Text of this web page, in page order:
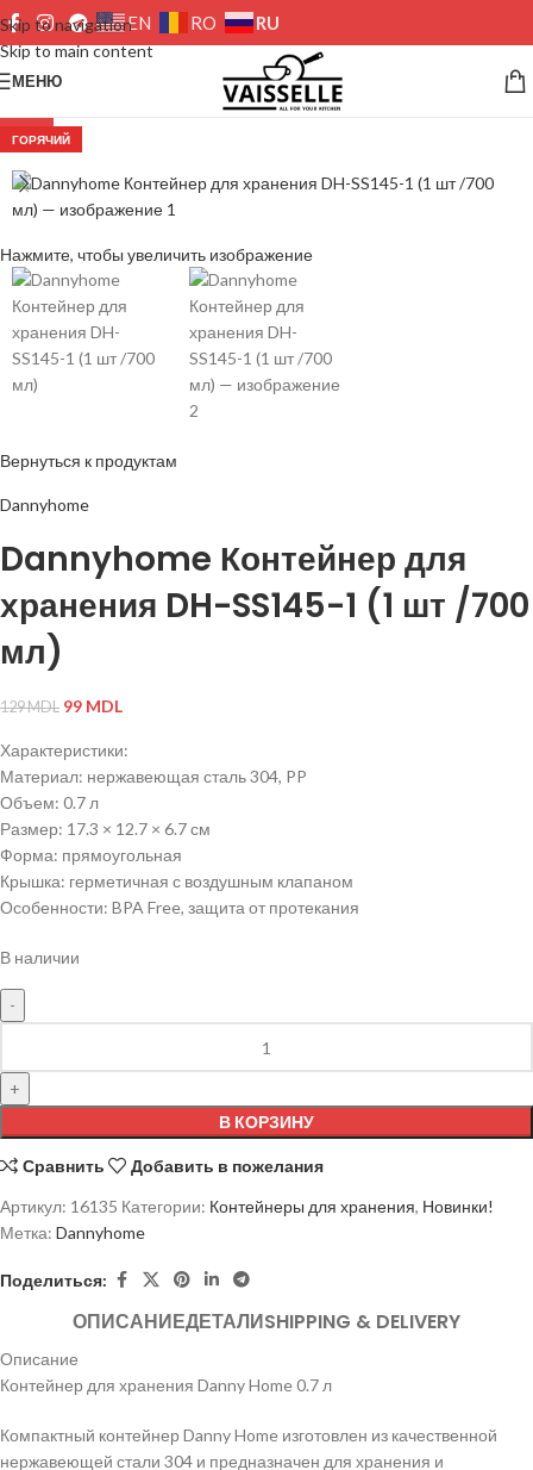
Skip to navigation
Skip to main content
EN RO RU
МЕНЮ
ГОРЯЧИЙ
Нажмите, чтобы увеличить изображение
Вернуться к продуктам
Dannyhome
Dannyhome Контейнер для
хранения DH-SS145-1 (1 шт /700
мл)
129MDL 99 MDL
Характеристики:
Материал: нержавеющая сталь 304, PP
Объем: 0.7 л
Размер: 17.3 × 12.7 × 6.7 см
Форма: прямоугольная
Крышка: герметичная с воздушным клапаном
Особенности: BPA Free, защита от протекания
В наличии
В КОРЗИНУ
Сравнить
Добавить в пожелания
Артикул: 16135 Категории: Контейнеры для хранения, Новинки!
Метка: Dannyhome
Поделиться:
ОПИСАНИЕДЕТАЛИSHIPPING & DELIVERY
Описание
Контейнер для хранения Danny Home 0.7 л
Компактный контейнер Danny Home изготовлен из качественной
нержавеющей стали 304 и предназначен для хранения и